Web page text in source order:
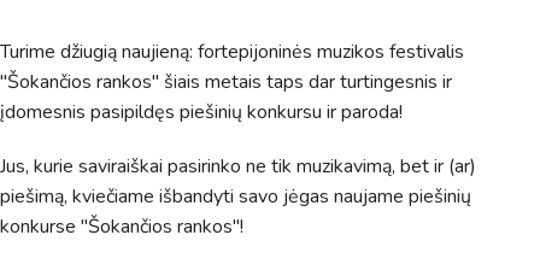
Turime džiugią naujieną: fortepijoninės muzikos festivalis
"Šokančios rankos" šiais metais taps dar turtingesnis ir
įdomesnis pasipildęs piešinių konkursu ir paroda!
Jus, kurie saviraiškai pasirinko ne tik muzikavimą, bet ir (ar)
piešimą, kviečiame išbandyti savo jėgas naujame piešinių
konkurse "Šokančios rankos"!